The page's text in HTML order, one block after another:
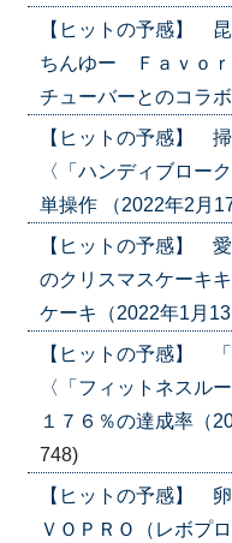
【ヒットの予感】
ちんゆー Ｆａｖｏ
チューバーとのコラ
【ヒットの予感】
〈「ハンディブロー
単操作 （2022年2月
【ヒットの予感】
のクリスマスケーキ
ケーキ（2022年1月
【ヒットの予感】
〈「フィットネスル
１７６％の達成率（
748)
【ヒットの予感】
ＶＯＰＲＯ（レボプ